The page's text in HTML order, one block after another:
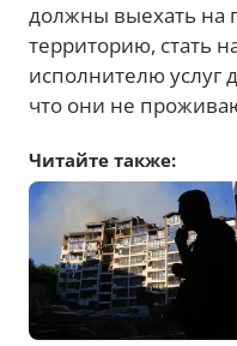
должны выехать на
территорию, стать
исполнителю услуг
что они не
Читайте также: